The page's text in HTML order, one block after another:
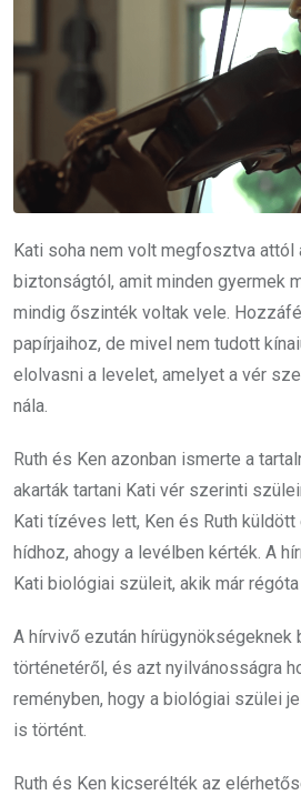
Kati soha nem volt megfosztva
biztonságtól, amit minden gyermek
mindig őszinték voltak vele.
papírjaihoz, de mivel nem tudott
elolvasni a levelet, amelyet a vér
nála.
Ruth és Ken azonban ismerte a
akarták tartani Kati vér szerinti
Kati tízéves lett, Ken és Ruth küldött
hídhoz, ahogy a levélben kérték. A
Kati biológiai szüleit, akik már
A hírvivő ezután hírügynökségeknek
történetéről, és azt nyilvánosságra
reményben, hogy a biológiai szülei
is történt.
Ruth és Ken kicserélték az